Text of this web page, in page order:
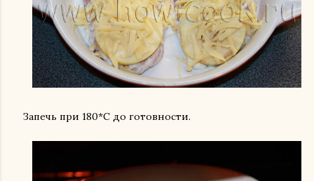
Запечь при 180*С до готовности.